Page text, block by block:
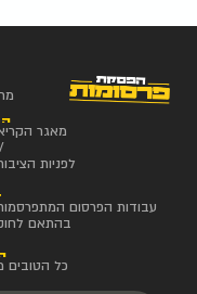
מאגר
לפניות
עבודות הפרסום
בהתאם לחוק
כל הטובים